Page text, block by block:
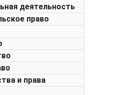
деятельность
право
и права